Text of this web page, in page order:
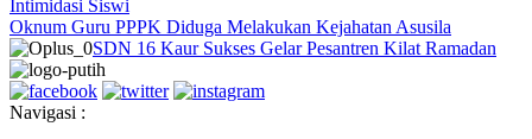
Intimidasi Siswi
Oknum Guru PPPK Diduga Melakukan Kejahatan Asusila
SDN 16 Kaur Sukses Gelar Pesantren Kilat Ramadan
Navigasi :